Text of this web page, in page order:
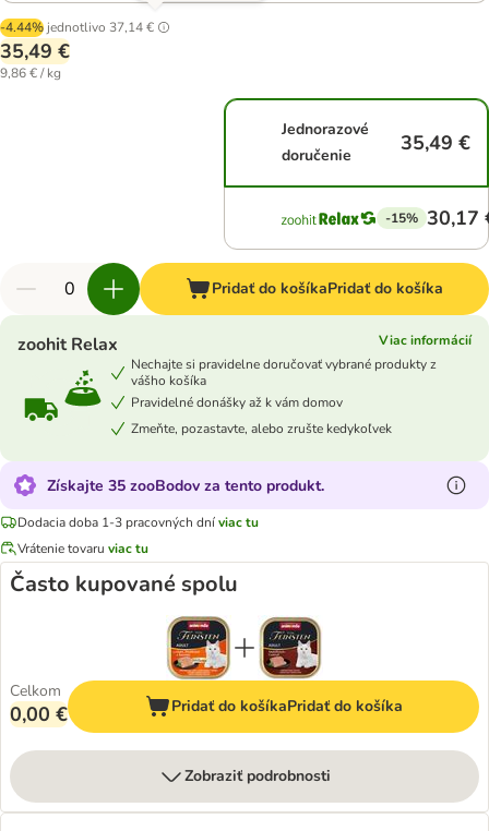
-4.44% jednotlivo 37,14 €
35,49 €
9,86 € / kg
Jednorazové
doručenie
35,49 €
-15% 30,17
Pridať do košíkaPridať do košíka
zoohit Relax
Viac informácií
Nechajte si pravidelne doručovať vybrané produkty z
vášho košíka
Pravidelné donášky až k vám domov
Zmeňte, pozastavte, alebo zrušte kedykoľvek
Získajte 35 zooBodov za tento produkt.
Dodacia doba 1-3 pracovných dníviac tu
Vrátenie tovaru viac tu
Často kupované spolu
Celkom
0,00 € Pridať do košíkaPridať do košíka
Zobraziť podrobnosti